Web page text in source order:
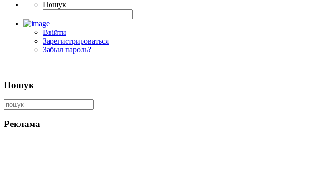
Пошук
Ввійти
Зарегистрироваться
Забыл пароль?
Пошук
Реклама